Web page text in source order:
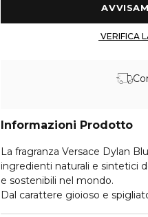
Informazioni Prodotto
La fragranza Versace Dylan
ingredienti naturali e sintetici
e sostenibili nel mondo.
Dal carattere gioioso e